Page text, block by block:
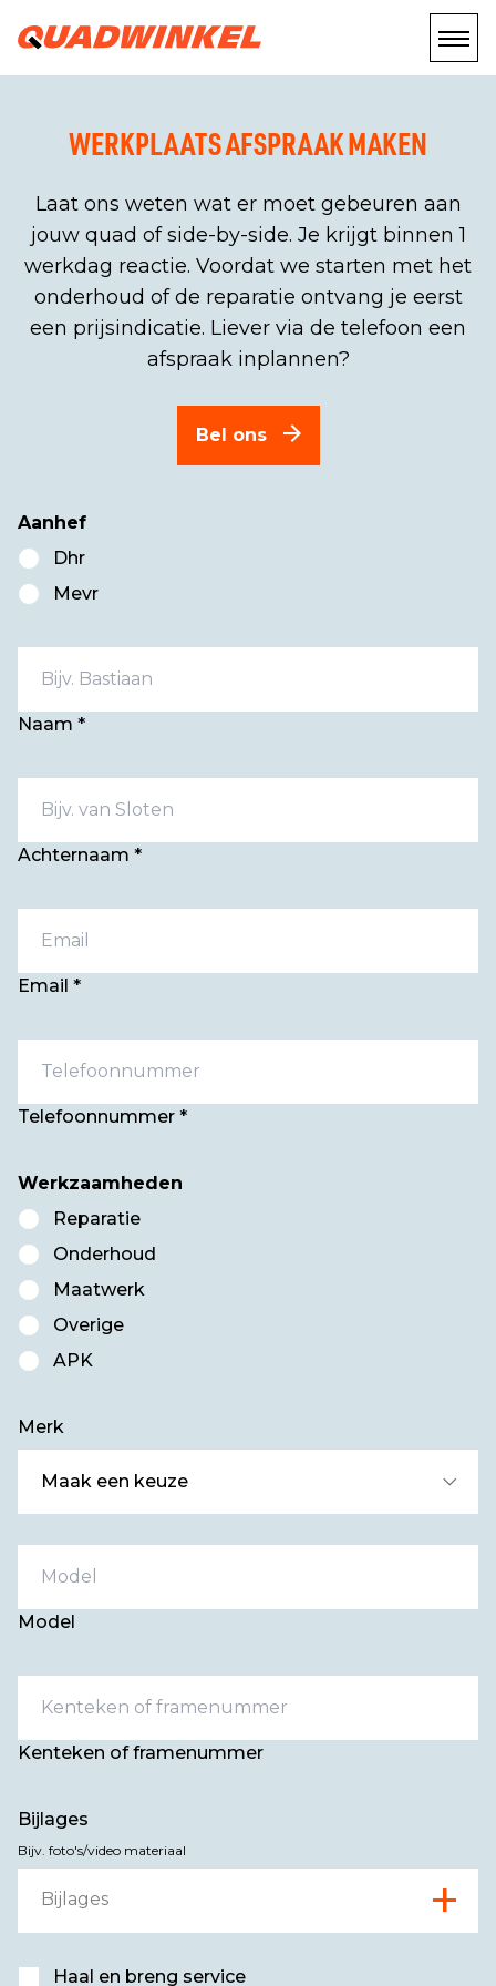
WERKPLAATS AFSPRAAK MAKEN
Laat ons weten wat er moet gebeuren aan
jouw quad of side-by-side. Je krijgt binnen 1
werkdag reactie. Voordat we starten met het
onderhoud of de reparatie ontvang je eerst
een prijsindicatie. Liever via de telefoon een
afspraak inplannen?
Bel ons
Aanhef
Dhr
Mevr
Naam *
Achternaam *
Email *
Telefoonnummer *
Werkzaamheden
Reparatie
Onderhoud
Maatwerk
Overige
APK
Merk
Model
Kenteken of framenummer
Bijlages
Bijv. foto's/video materiaal
Bijlages +
Haal en breng service